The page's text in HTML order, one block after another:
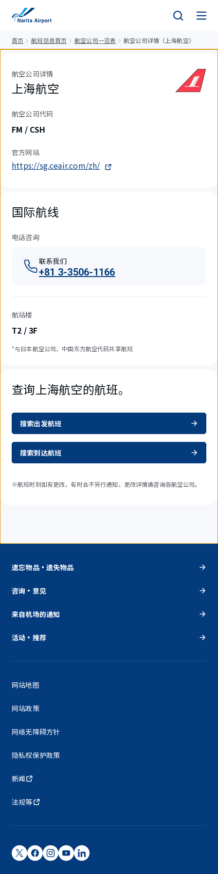
首页 航班信息首页 航空公司一览表 航空公司详情（上海航空）
航空公司详情
上海航空
航空公司代码
FM / CSH
官方网站
https://sg.ceair.com/zh/
国际航线
电话咨询
联系我们
+81 3-3506-1166
航站楼
T2 / 3F
*与日本航空公司、中国东方航空代码共享航班
查询上海航空的航班。
搜索出发航班
搜索到达航班
※航班时刻如有更改，有时会不另行通知，更改详情请咨询各航空公司。
遗忘物品・遗失物品
咨询・意见
来自机场的通知
活动・推荐
网站地图
网站政策
网络无障碍方针
隐私权保护政策
新闻
法规等